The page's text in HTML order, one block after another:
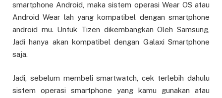
smartphone Android, maka sistem operasi Wear OS atau
Android Wear lah yang kompatibel dengan smartphone
android mu. Untuk Tizen dikembangkan Oleh Samsung,
Jadi hanya akan kompatibel dengan Galaxi Smartphone
saja.
Jadi, sebelum membeli smartwatch, cek terlebih dahulu
sistem operasi smartphone yang kamu gunakan atau